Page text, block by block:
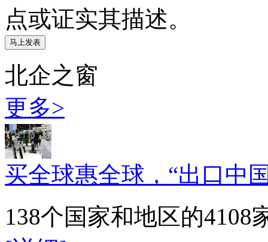
点或证实其描述。
北企之窗
更多>
买全球惠全球，“出口中
138个国家和地区的4108